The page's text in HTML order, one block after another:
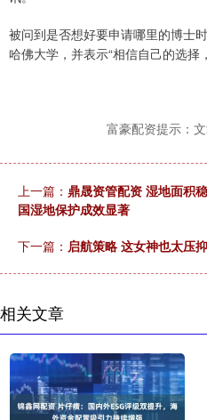
被问到是否想好要申请哪里的博士
哈佛大学，并表示“相信自己的选择
富豪配资提示：
上一篇： 鼎晟资管配资 湿地面积
国湿地保护成效显著
下一篇： 启航策略 这女神也太压
相关文章